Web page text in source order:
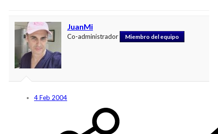
JuanMi
Co-administrador Miembro del equipo
4 Feb 2004